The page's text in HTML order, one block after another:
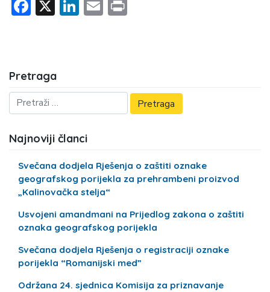
Facebook
X LinkedIn
Email
Pretraga
Najnoviji članci
Svečana dodjela Rješenja o zaštiti oznake
geografskog porijekla za prehrambeni proizvod
„Kalinovačka stelja“
Usvojeni amandmani na Prijedlog zakona o zaštiti
oznaka geografskog porijekla
Svečana dodjela Rješenja o registraciji oznake
porijekla “Romanijski med”
Održana 24. sjednica Komisija za priznavanje